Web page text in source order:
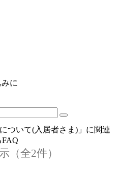
に
ついて(入居者さま)」に関連
（全2件）